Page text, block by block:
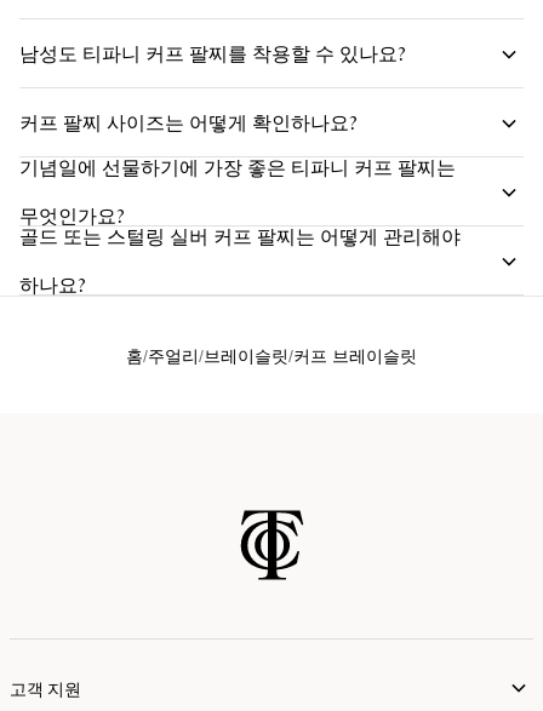
남성도 티파니 커프 팔찌를 착용할 수 있나요?
커프 팔찌 사이즈는 어떻게 확인하나요?
기념일에 선물하기에 가장 좋은 티파니 커프 팔찌는
무엇인가요?
골드 또는 스털링 실버 커프 팔찌는 어떻게 관리해야
하나요?
홈 주얼리 브레이슬릿 커프 브레이슬릿
고객 지원